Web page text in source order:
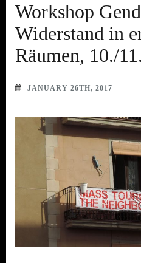
Workshop
Widerstand in
Räumen, 10./
JANUARY 26TH, 2017